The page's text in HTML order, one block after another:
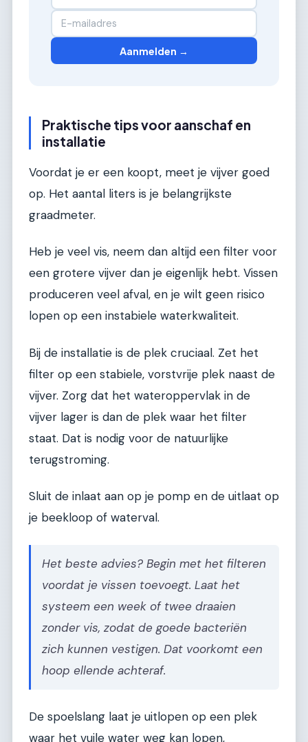
Aanmelden →
Praktische tips voor aanschaf en
installatie
Voordat je er een koopt, meet je vijver goed
op. Het aantal liters is je belangrijkste
graadmeter.
Heb je veel vis, neem dan altijd een filter voor
een grotere vijver dan je eigenlijk hebt. Vissen
produceren veel afval, en je wilt geen risico
lopen op een instabiele waterkwaliteit.
Bij de installatie is de plek cruciaal. Zet het
filter op een stabiele, vorstvrije plek naast de
vijver. Zorg dat het wateroppervlak in de
vijver lager is dan de plek waar het filter
staat. Dat is nodig voor de natuurlijke
terugstroming.
Sluit de inlaat aan op je pomp en de uitlaat op
je beekloop of waterval.
Het beste advies? Begin met het filteren
voordat je vissen toevoegt. Laat het
systeem een week of twee draaien
zonder vis, zodat de goede bacteriën
zich kunnen vestigen. Dat voorkomt een
hoop ellende achteraf.
De spoelslang laat je uitlopen op een plek
waar het vuile water weg kan lopen,